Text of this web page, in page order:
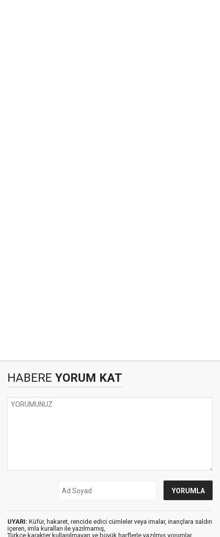
HABERE YORUM KAT
UYARI: Küfür, hakaret, rencide edici cümleler veya imalar, inançlara saldırı
içeren, imla kuralları ile yazılmamış,
Türkçe karakter kullanılmayan ve büyük harflerle yazılmış yorumlar